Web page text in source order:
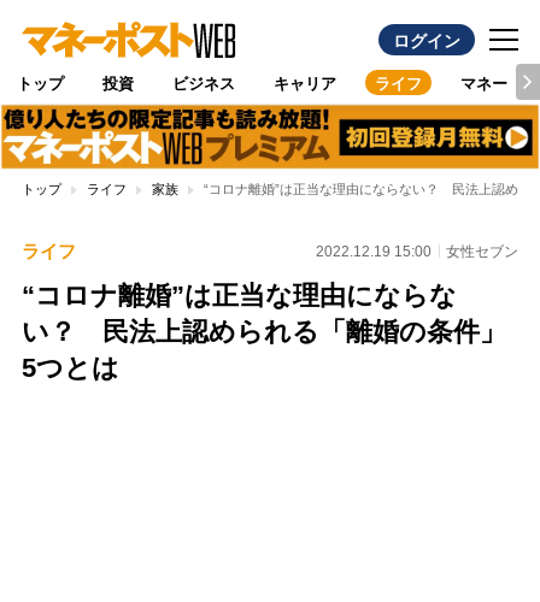
ログイン
トップ 投資 ビジネス キャリア ライフ マネー
トップ ライフ 家族 “コロナ離婚”は正当な理由にならない？ 民法上認めら
ライフ 2022.12.19 15:00 女性セブン
“コロナ離婚”は正当な理由にならな
い？ 民法上認められる「離婚の条件」
5つとは